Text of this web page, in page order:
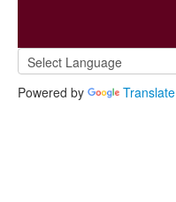
Powered by Translate